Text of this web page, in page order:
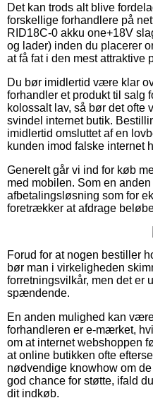
Det kan trods alt blive
forskellige forhandlere på
RID18C-0 akku one+18V
og lader) inden du placerer
at få fat i den mest attraktive
Du bør imidlertid være klar
forhandler et produkt til salg
kolossalt lav, så bør det ofte
svindel internet butik.
imidlertid omsluttet af en
kunden imod falske internet
Generelt går vi ind for køb
med mobilen. Som en
afbetalingsløsning som for
foretrækker at afdrage
Forud for at nogen bestiller
bør man i virkeligheden
forretningsvilkår, men det er
spændende.
En anden mulighed kan
forhandleren er e-mærket,
om at internet webshoppen
at online butikken ofte
nødvendige knowhow om
god chance for støtte, ifald
dit indkøb.